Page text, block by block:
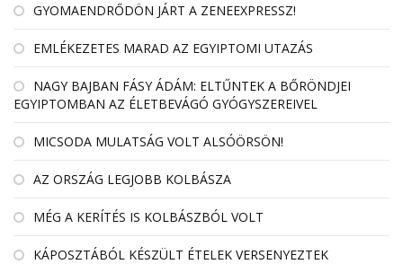
GYOMAENDRŐDÖN JÁRT A ZENEEXPRESSZ!
EMLÉKEZETES MARAD AZ EGYIPTOMI UTAZÁS
NAGY BAJBAN FÁSY ÁDÁM: ELTŰNTEK A BŐRÖNDJEI
EGYIPTOMBAN AZ ÉLETBEVÁGÓ GYÓGYSZEREIVEL
MICSODA MULATSÁG VOLT ALSÓÖRSÖN!
AZ ORSZÁG LEGJOBB KOLBÁSZA
MÉG A KERÍTÉS IS KOLBÁSZBÓL VOLT
KÁPOSZTÁBÓL KÉSZÜLT ÉTELEK VERSENYEZTEK